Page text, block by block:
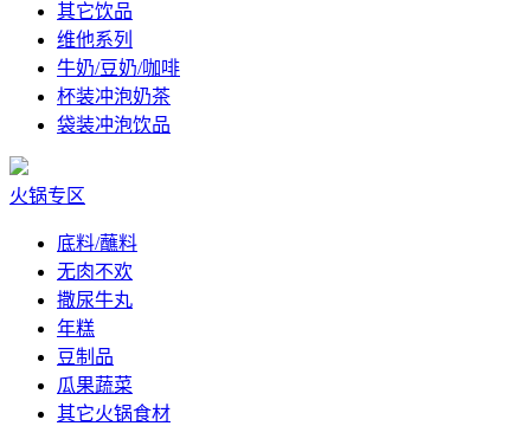
其它饮品
维他系列
牛奶/豆奶/咖啡
杯装冲泡奶茶
袋装冲泡饮品
火锅专区
底料/蘸料
无肉不欢
撒尿牛丸
年糕
豆制品
瓜果蔬菜
其它火锅食材